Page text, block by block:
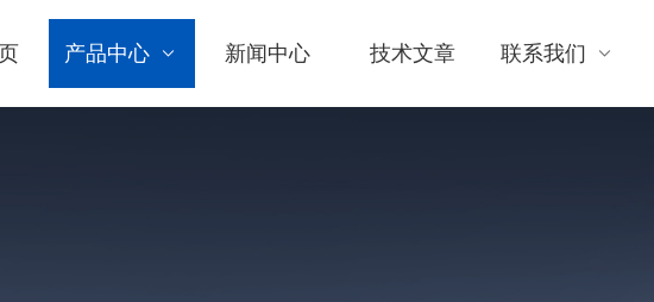
产品中心 新闻中心 技术文章 联系我们